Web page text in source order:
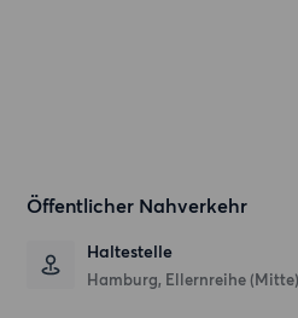
Öffentlicher Nahverkehr
Haltestelle
Hamburg, Ellernreihe